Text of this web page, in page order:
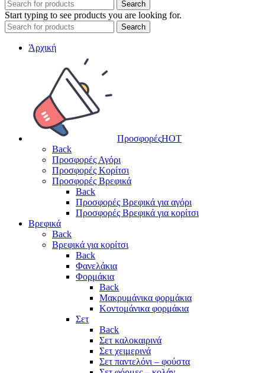
Search
Start typing to see products you are looking for.
Search
Άρχική
ΠροσφορέςHOT
Back
Προσφορές Αγόρι
Προσφορές Κορίτσι
Προσφορές Βρεφικά
Back
Προσφορές Βρεφικά για αγόρι
Προσφορές Βρεφικά για κορίτσι
Βρεφικά
Back
Βρεφικά για κορίτσι
Back
Φανελάκια
Φορμάκια
Back
Μακρυμάνικα φορμάκια
Κοντομάνικα φορμάκια
Σετ
Back
Σετ καλοκαιρινά
Σετ χειμερινά
Σετ παντελόνι – φούστα